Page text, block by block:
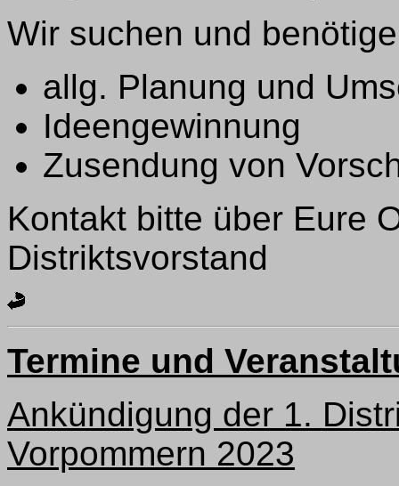
Wir suchen und
allg. Planung und
Ideengewinnung
Zusendung von
Kontakt bitte über Eure
Distriktsvorstand
Termine und
Ankündigung der 1.
Vorpommern 2023